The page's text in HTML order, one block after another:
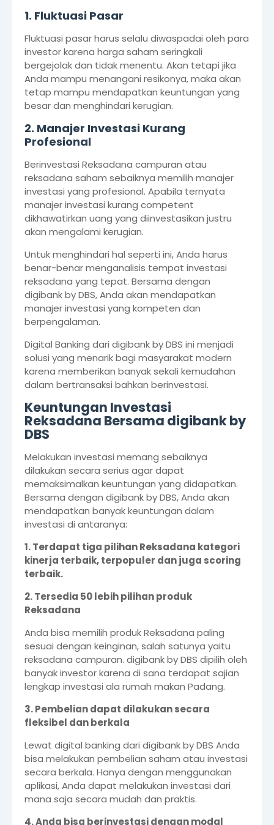
1. Fluktuasi Pasar
Fluktuasi pasar harus selalu diwaspadai oleh para
investor karena harga saham seringkali
bergejolak dan tidak menentu. Akan tetapi jika
Anda mampu menangani resikonya, maka akan
tetap mampu mendapatkan keuntungan yang
besar dan menghindari kerugian.
2. Manajer Investasi Kurang
Profesional
Berinvestasi Reksadana campuran atau
reksadana saham sebaiknya memilih manajer
investasi yang profesional. Apabila ternyata
manajer investasi kurang competent
dikhawatirkan uang yang diinvestasikan justru
akan mengalami kerugian.
Untuk menghindari hal seperti ini, Anda harus
benar-benar menganalisis tempat investasi
reksadana yang tepat. Bersama dengan
digibank by DBS, Anda akan mendapatkan
manajer investasi yang kompeten dan
berpengalaman.
Digital Banking dari digibank by DBS ini menjadi
solusi yang menarik bagi masyarakat modern
karena memberikan banyak sekali kemudahan
dalam bertransaksi bahkan berinvestasi.
Keuntungan Investasi
Reksadana Bersama digibank by
DBS
Melakukan investasi memang sebaiknya
dilakukan secara serius agar dapat
memaksimalkan keuntungan yang didapatkan.
Bersama dengan digibank by DBS, Anda akan
mendapatkan banyak keuntungan dalam
investasi di antaranya:
1. Terdapat tiga pilihan Reksadana kategori
kinerja terbaik, terpopuler dan juga scoring
terbaik.
2. Tersedia 50 lebih pilihan produk
Reksadana
Anda bisa memilih produk Reksadana paling
sesuai dengan keinginan, salah satunya yaitu
reksadana campuran. digibank by DBS dipilih oleh
banyak investor karena di sana terdapat sajian
lengkap investasi ala rumah makan Padang.
3. Pembelian dapat dilakukan secara
fleksibel dan berkala
Lewat digital banking dari digibank by DBS Anda
bisa melakukan pembelian saham atau investasi
secara berkala. Hanya dengan menggunakan
aplikasi, Anda dapat melakukan investasi dari
mana saja secara mudah dan praktis.
4. Anda bisa berinvestasi dengan modal